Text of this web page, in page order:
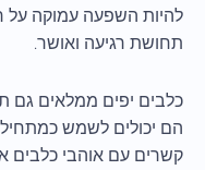
להיות השפעה עמוקה על
תחושת רגיעה ואושר.
כלבים יפים ממלאים גם
הם יכולים לשמש
קשרים עם אוהבי כלבים